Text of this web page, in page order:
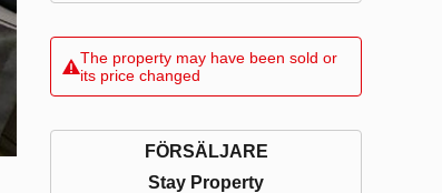
The property may have been sold or
its price changed
FÖRSÄLJARE
Stay Property